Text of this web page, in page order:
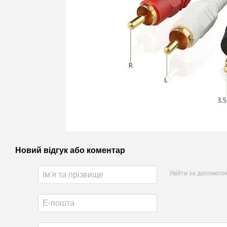
Новий відгук або коментар
Увійти за